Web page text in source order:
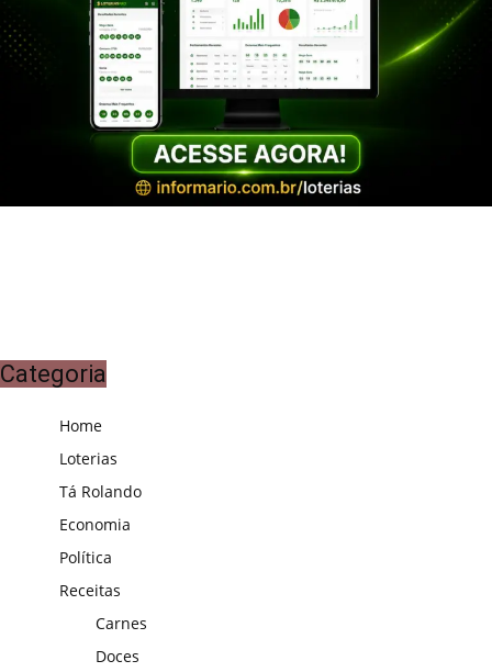
Categoria
Home
Loterias
Tá Rolando
Economia
Política
Receitas
Carnes
Doces